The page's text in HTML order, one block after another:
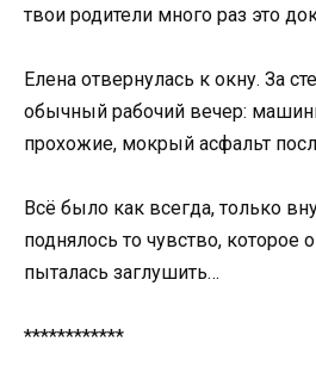
твои родители много раз это
Елена отвернулась к окну. За
обычный рабочий вечер:
прохожие, мокрый асфальт
Всё было как всегда, только
поднялось то чувство, которое
пыталась заглушить…
************